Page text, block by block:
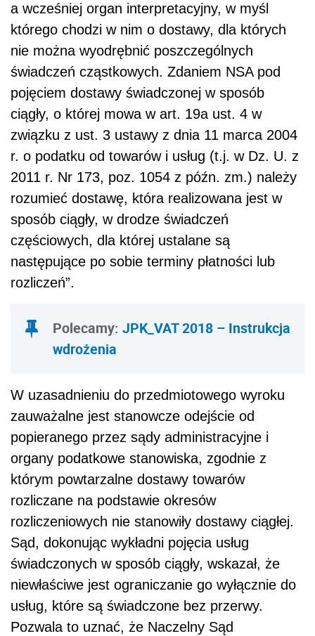
a wcześniej organ interpretacyjny, w myśl
którego chodzi w nim o dostawy, dla których
nie można wyodrębnić poszczególnych
świadczeń cząstkowych. Zdaniem NSA pod
pojęciem dostawy świadczonej w sposób
ciągły, o której mowa w art. 19a ust. 4 w
związku z ust. 3 ustawy z dnia 11 marca 2004
r. o podatku od towarów i usług (t.j. w Dz. U. z
2011 r. Nr 173, poz. 1054 z późn. zm.) należy
rozumieć dostawę, która realizowana jest w
sposób ciągły, w drodze świadczeń
częściowych, dla której ustalane są
następujące po sobie terminy płatności lub
rozliczeń”.
Polecamy: JPK_VAT 2018 – Instrukcja
wdrożenia
W uzasadnieniu do przedmiotowego wyroku
zauważalne jest stanowcze odejście od
popieranego przez sądy administracyjne i
organy podatkowe stanowiska, zgodnie z
którym powtarzalne dostawy towarów
rozliczane na podstawie okresów
rozliczeniowych nie stanowiły dostawy ciągłej.
Sąd, dokonując wykładni pojęcia usług
świadczonych w sposób ciągły, wskazał, że
niewłaściwe jest ograniczanie go wyłącznie do
usług, które są świadczone bez przerwy.
Pozwala to uznać, że Naczelny Sąd